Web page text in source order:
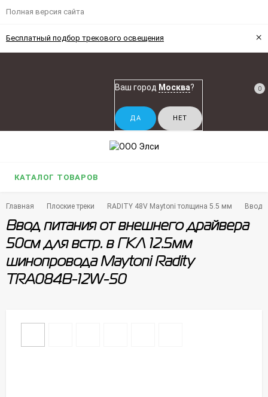
Полная версия сайта
Бесплатный подбор трекового освещения ×
Ваш город Москва? 0
КАТАЛОГ ТОВАРОВ
Главная Плоские треки RADITY 48V Maytoni толщина 5.5 мм Ввод
Ввод питания от внешнего драйвера
50см для встр. в ГКЛ 12.5мм
шинопровода Maytoni Radity
TRA084B-12W-50